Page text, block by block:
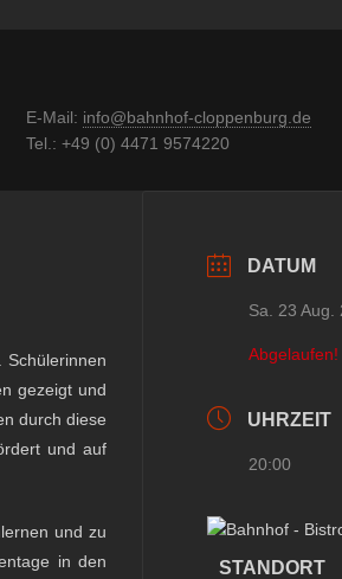
E-Mail: info@bahnhof-cloppenburg.de
Tel.: +49 (0) 4471 9574220
Schülerinnen
gezeigt und
durch diese
und auf
und zu
in den
DATUM
Sa. 23 Aug.
Abgelaufen!
UHRZEIT
20:00
STANDORT